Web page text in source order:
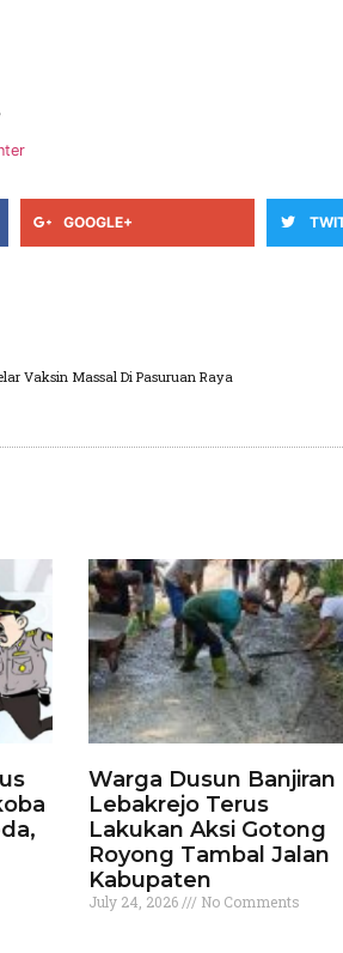
GOOGLE+
Vaksin Massal Di Pasuruan Raya
Warga Dusun Banjiran
Lebakrejo Terus
Lakukan Aksi Gotong
Royong Tambal Jalan
Kabupaten
July 24, 2026 No Comments